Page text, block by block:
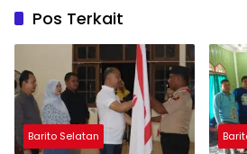
Pos Terkait
Barito Selatan